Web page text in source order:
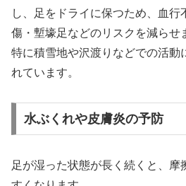
し、足をドライに保つため、血行
傷・塹壕足などのリスクを減らせ
特に積雪地や沢渡りなどでの活動
れています。
水ぶくれや皮膚炎の予防
足が湿った状態が長く続くと、摩